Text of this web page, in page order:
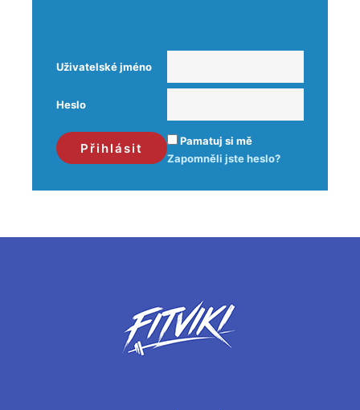
Uživatelské jméno
Heslo
Pamatuj si mě
Zapomněli jste heslo?